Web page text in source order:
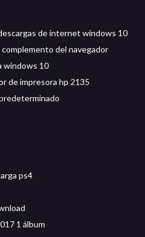
de internet windows 10
del navegador
windows 10
de impresora hp 2135
ps4
1 álbum